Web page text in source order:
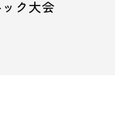
ク大会